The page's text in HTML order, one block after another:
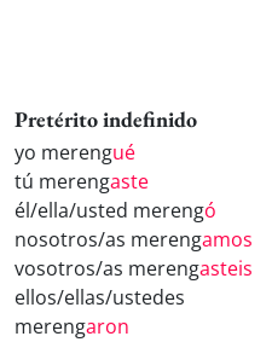
Pretérito indefinido
yo merengué
tú merengaste
él/ella/usted merengó
nosotros/as merengamos
vosotros/as merengasteis
ellos/ellas/ustedes
merengaron